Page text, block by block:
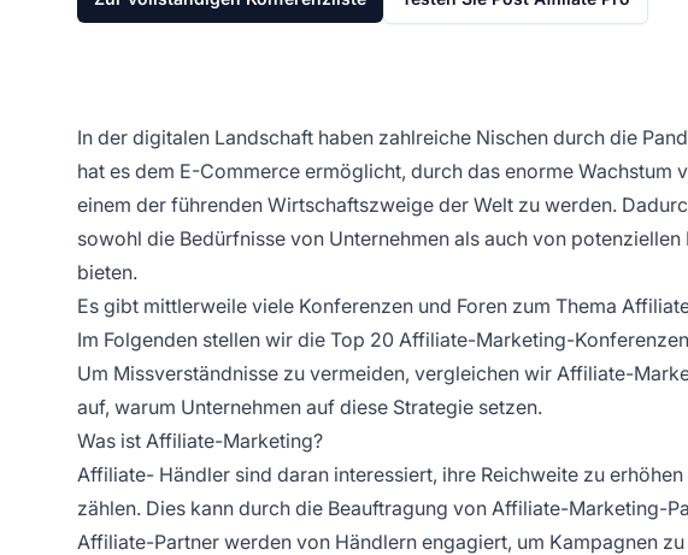
In der digitalen Landschaft haben zahlreiche Nischen durch die
hat es dem E-Commerce ermöglicht, durch das enorme
einem der führenden Wirtschaftszweige der Welt zu werden.
sowohl die Bedürfnisse von Unternehmen als auch von
bieten.
Es gibt mittlerweile viele Konferenzen und Foren zum Thema
Im Folgenden stellen wir die Top 20 Affiliate-Marketing-
Um Missverständnisse zu vermeiden, vergleichen wir Affiliate-
auf, warum Unternehmen auf diese Strategie setzen.
Was ist Affiliate-Marketing?
Affiliate- Händler sind daran interessiert, ihre Reichweite zu
zählen. Dies kann durch die Beauftragung von Affiliate-Marketing-
Affiliate-Partner werden von Händlern engagiert, um Kampagnen